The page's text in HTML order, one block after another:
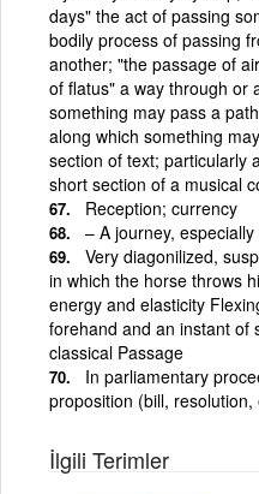
days" the act of passing
bodily process of passing
another; "the passage of
of flatus" a way through or
something may pass a
along which something
section of text; particularly
short section of a musical
Reception; currency
– A journey,
Very diagonilized,
in which the horse throws
energy and elasticity
forehand and an instant of
classical Passage
In parliamentary
proposition (bill, resolution,
İlgili Terimler